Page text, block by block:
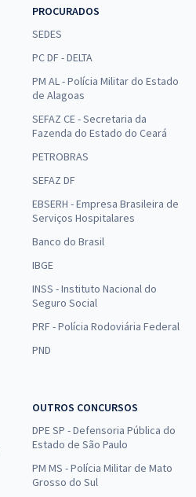
PROCURADOS
SEDES
PC DF - DELTA
PM AL - Polícia Militar do Estado
de Alagoas
SEFAZ CE - Secretaria da
Fazenda do Estado do Ceará
PETROBRAS
SEFAZ DF
EBSERH - Empresa Brasileira de
Serviços Hospitalares
Banco do Brasil
IBGE
INSS - Instituto Nacional do
Seguro Social
PRF - Polícia Rodoviária Federal
PND
OUTROS CONCURSOS
DPE SP - Defensoria Pública do
Estado de São Paulo
PM MS - Polícia Militar de Mato
Grosso do Sul